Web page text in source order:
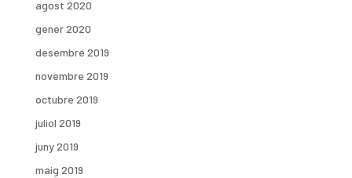
agost 2020
gener 2020
desembre 2019
novembre 2019
octubre 2019
juliol 2019
juny 2019
maig 2019